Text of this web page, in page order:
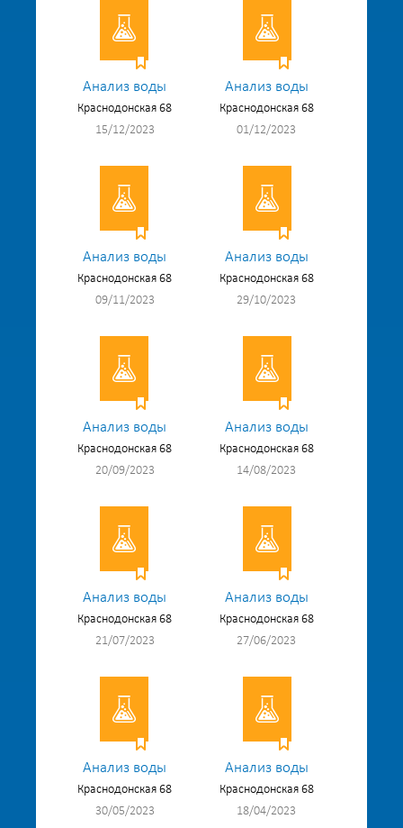
Анализ воды
Краснодонская 68
15/12/2023
Анализ воды
Краснодонская 68
01/12/2023
Анализ воды
Краснодонская 68
09/11/2023
Анализ воды
Краснодонская 68
29/10/2023
Анализ воды
Краснодонская 68
20/09/2023
Анализ воды
Краснодонская 68
14/08/2023
Анализ воды
Краснодонская 68
21/07/2023
Анализ воды
Краснодонская 68
27/06/2023
Анализ воды
Краснодонская 68
30/05/2023
Анализ воды
Краснодонская 68
18/04/2023